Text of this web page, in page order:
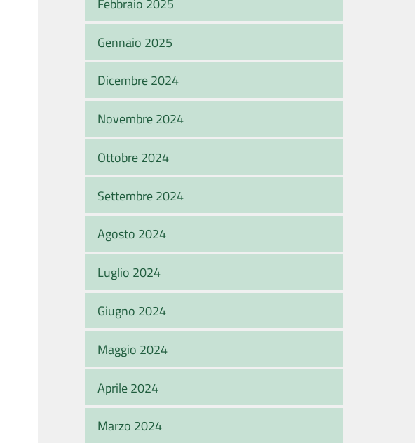
Gennaio 2025
Dicembre 2024
Novembre 2024
Ottobre 2024
Settembre 2024
Agosto 2024
Luglio 2024
Giugno 2024
Maggio 2024
Aprile 2024
Marzo 2024